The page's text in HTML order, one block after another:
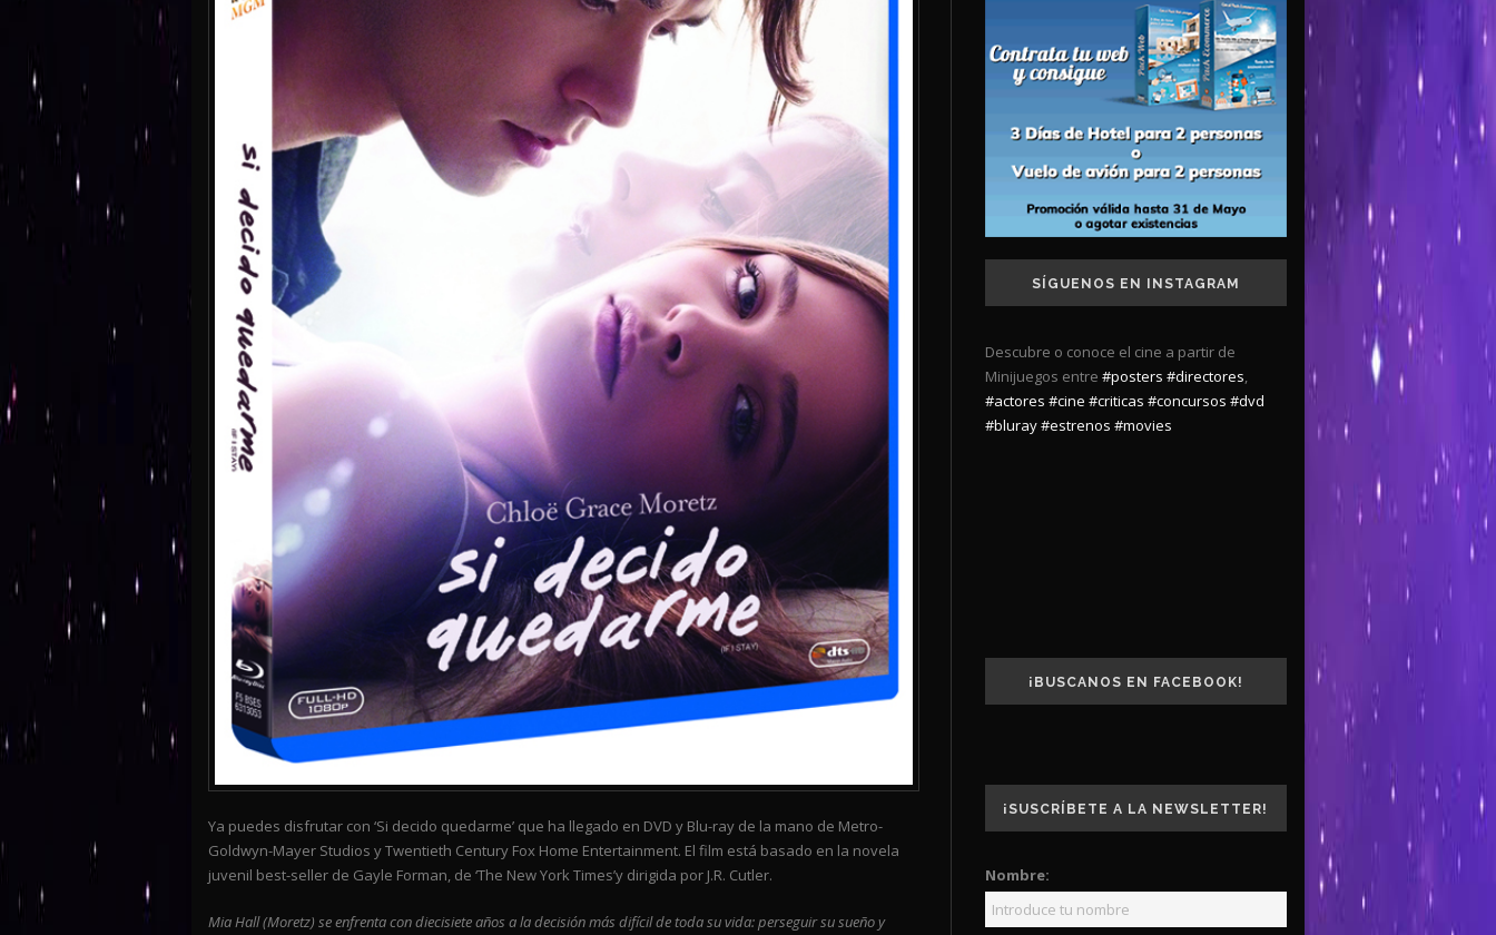
Ya puedes disfrutar con ‘Si decido quedarme’ que ha llegado en DVD y Blu-ray de la mano de Metro-
Goldwyn-Mayer Studios y Twentieth Century Fox Home Entertainment. El film está basado en la novela
juvenil best-seller de Gayle Forman, de ‘The New York Times’y dirigida por J.R. Cutler.
Mia Hall (Moretz) se enfrenta con diecisiete años a la decisión más difícil de toda su vida: perseguir su sueño y
SÍGUENOS EN INSTAGRAM
Descubre o conoce el cine a partir de
Minijuegos entre #posters #directores,
#actores #cine #criticas #concursos #dvd
#bluray#estrenos #movies
¡BUSCANOS EN FACEBOOK!
¡SUSCRÍBETE A LA NEWSLETTER!
Nombre: